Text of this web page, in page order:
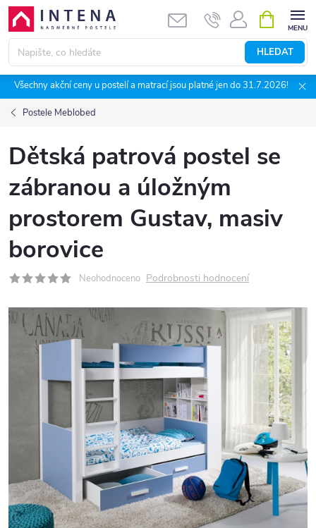
Přejít
obsah
HLEDAT
NÁKUPNÍ
KOŠÍK
Všechny akční ceny u postelí a matrací jsou platné jen do 31.7.2026!
Postele Meblobed
Dětská patrová postel se
zábranou a úložným
prostorem Gustav, masiv
borovice
Neohodnoceno Podrobnosti hodnocení